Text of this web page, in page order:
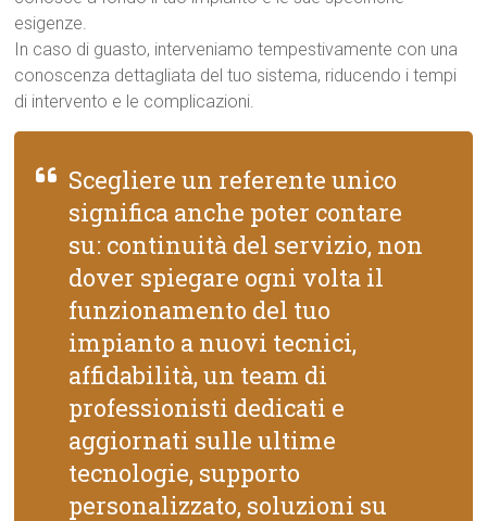
esigenze.
In caso di guasto, interveniamo tempestivamente con una
conoscenza dettagliata del tuo sistema, riducendo i tempi
di intervento e le complicazioni.
Scegliere un referente unico
significa anche poter contare
su: continuità del servizio, non
dover spiegare ogni volta il
funzionamento del tuo
impianto a nuovi tecnici,
affidabilità, un team di
professionisti dedicati e
aggiornati sulle ultime
tecnologie, supporto
personalizzato, soluzioni su